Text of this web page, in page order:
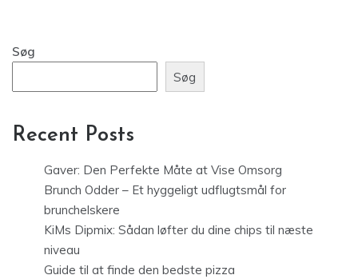
Søg
Søg
Recent Posts
Gaver: Den Perfekte Måte at Vise Omsorg
Brunch Odder – Et hyggeligt udflugtsmål for
brunchelskere
KiMs Dipmix: Sådan løfter du dine chips til næste
niveau
Guide til at finde den bedste pizza